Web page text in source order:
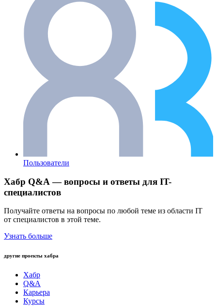
Пользователи
Хабр Q&A — вопросы и ответы для IT-
специалистов
Получайте ответы на вопросы по любой теме из области IT
от специалистов в этой теме.
Узнать больше
другие проекты хабра
Хабр
Q&A
Карьера
Курсы